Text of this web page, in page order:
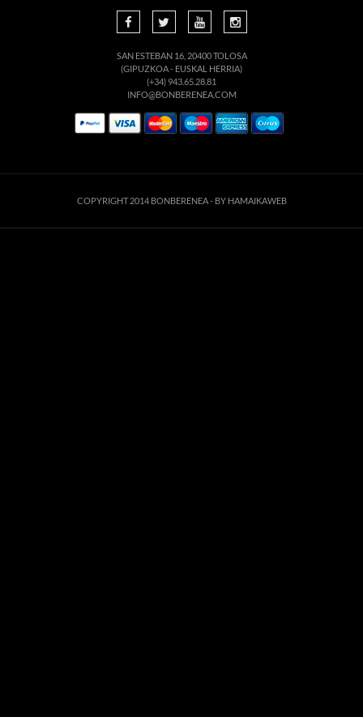
SAN ESTEBAN 16, 20400 TOLOSA
(GIPUZKOA - EUSKAL HERRIA)
(+34) 943.65.28.81
INFO@BONBERENEA.COM
COPYRIGHT 2014 BONBERENEA - BY HAMAIKAWEB